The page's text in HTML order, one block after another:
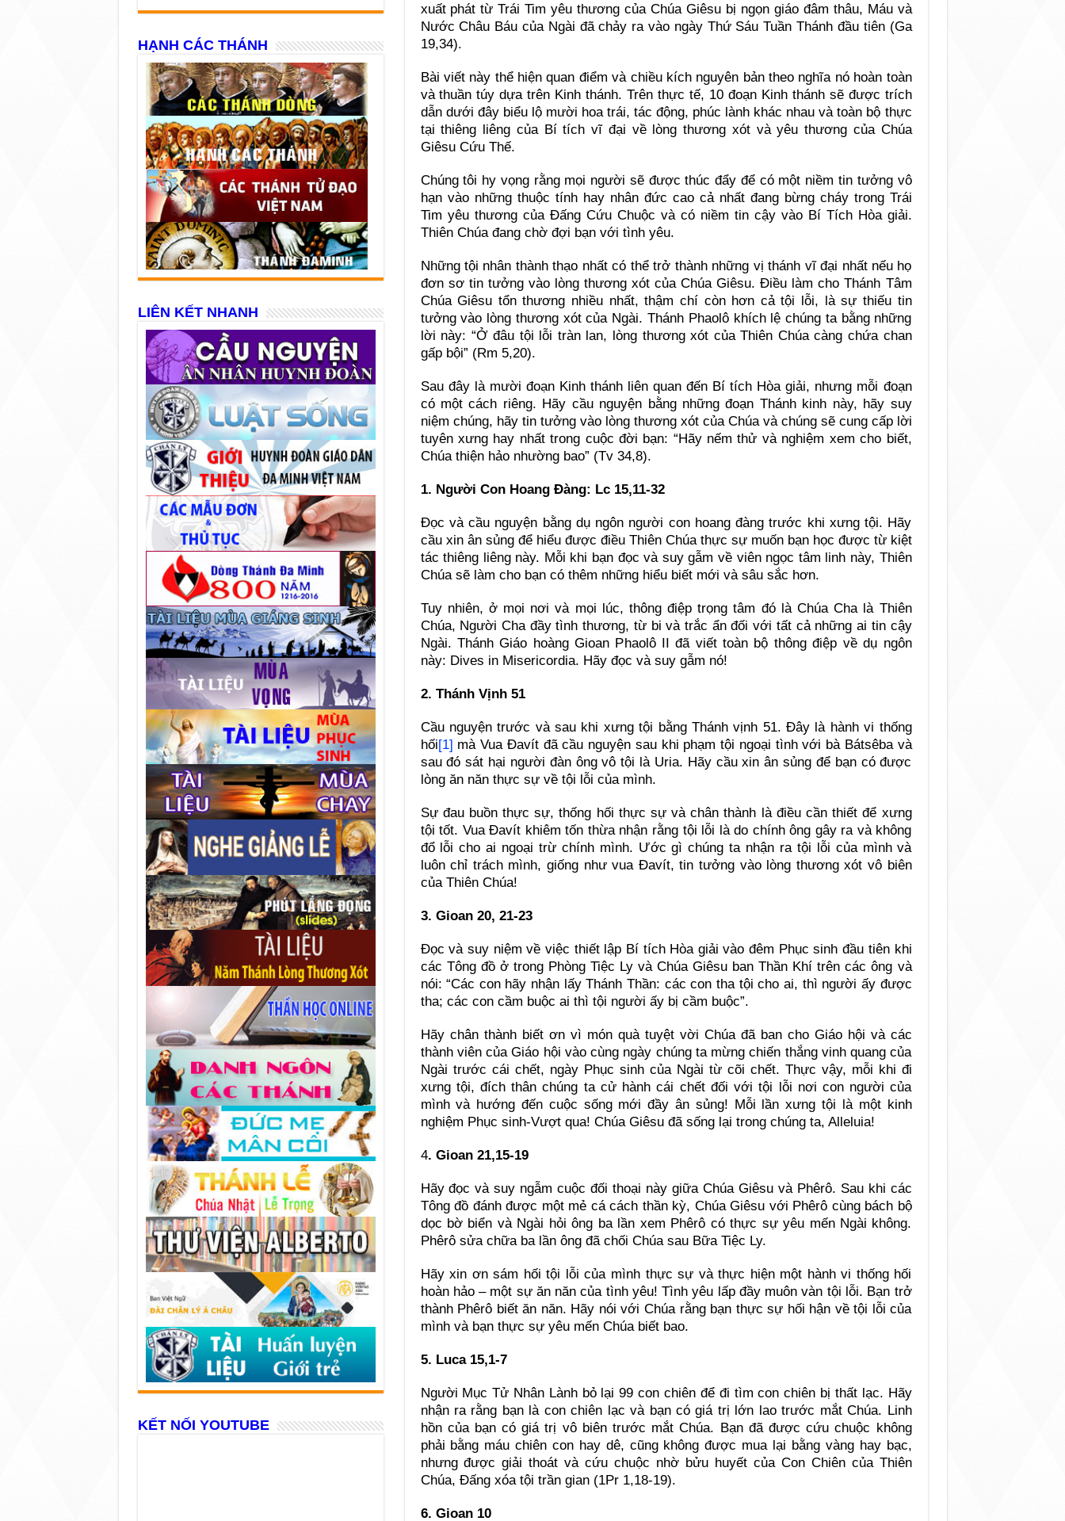
xuất phát từ Trái Tim yêu thương của Chúa Giêsu bị ngọn giáo đâm thâu, Máu và
Nước Châu Báu của Ngài đã chảy ra vào ngày Thứ Sáu Tuần Thánh đầu tiên (Ga
19,34).
Bài viết này thể hiện quan điểm và chiều kích nguyên bản theo nghĩa nó hoàn toàn
và thuần túy dựa trên Kinh thánh. Trên thực tế, 10 đoạn Kinh thánh sẽ được trích
dẫn dưới đây biểu lộ mười hoa trái, tác động, phúc lành khác nhau và toàn bộ thực
tại thiêng liêng của Bí tích vĩ đại về lòng thương xót và yêu thương của Chúa
Giêsu Cứu Thế.
Chúng tôi hy vọng rằng mọi người sẽ được thúc đẩy để có một niềm tin tưởng vô
hạn vào những thuộc tính hay nhân đức cao cả nhất đang bừng cháy trong Trái
Tim yêu thương của Đấng Cứu Chuộc và có niềm tin cậy vào Bí Tích Hòa giải.
Thiên Chúa đang chờ đợi bạn với tình yêu.
Những tội nhân thành thạo nhất có thể trở thành những vị thánh vĩ đại nhất nếu họ
đơn sơ tin tưởng vào lòng thương xót của Chúa Giêsu. Điều làm cho Thánh Tâm
Chúa Giêsu tổn thương nhiều nhất, thậm chí còn hơn cả tội lỗi, là sự thiếu tin
tưởng vào lòng thương xót của Ngài. Thánh Phaolô khích lệ chúng ta bằng những
lời này: “Ở đâu tội lỗi tràn lan, lòng thương xót của Thiên Chúa càng chứa chan
gấp bội” (Rm 5,20).
Sau đây là mười đoạn Kinh thánh liên quan đến Bí tích Hòa giải, nhưng mỗi đoạn
có một cách riêng. Hãy cầu nguyện bằng những đoạn Thánh kinh này, hãy suy
niệm chúng, hãy tin tưởng vào lòng thương xót của Chúa và chúng sẽ cung cấp lời
tuyên xưng hay nhất trong cuộc đời bạn: “Hãy nếm thử và nghiệm xem cho biết,
Chúa thiện hảo nhường bao” (Tv 34,8).
1. Người Con Hoang Đàng: Lc 15,11-32
Đọc và cầu nguyện bằng dụ ngôn người con hoang đàng trước khi xưng tội. Hãy
cầu xin ân sủng để hiểu được điều Thiên Chúa thực sự muốn bạn học được từ kiệt
tác thiêng liêng này. Mỗi khi bạn đọc và suy gẫm về viên ngọc tâm linh này, Thiên
Chúa sẽ làm cho bạn có thêm những hiểu biết mới và sâu sắc hơn.
Tuy nhiên, ở mọi nơi và mọi lúc, thông điệp trọng tâm đó là Chúa Cha là Thiên
Chúa, Người Cha đầy tình thương, từ bi và trắc ẩn đối với tất cả những ai tin cậy
Ngài. Thánh Giáo hoàng Gioan Phaolô II đã viết toàn bộ thông điệp về dụ ngôn
này: Dives in Misericordia. Hãy đọc và suy gẫm nó!
2. Thánh Vịnh 51
Cầu nguyện trước và sau khi xưng tội bằng Thánh vịnh 51. Đây là hành vi thống
hối[1] mà Vua Đavít đã cầu nguyện sau khi phạm tội ngoại tình với bà Bátsêba và
sau đó sát hại người đàn ông vô tội là Uria. Hãy cầu xin ân sủng để bạn có được
lòng ăn năn thực sự về tội lỗi của mình.
Sự đau buồn thực sự, thống hối thực sự và chân thành là điều cần thiết để xưng
tội tốt. Vua Đavít khiêm tốn thừa nhận rằng tội lỗi là do chính ông gây ra và không
đổ lỗi cho ai ngoại trừ chính mình. Ước gì chúng ta nhận ra tội lỗi của mình và
luôn chỉ trách mình, giống như vua Đavít, tin tưởng vào lòng thương xót vô biên
của Thiên Chúa!
3. Gioan 20, 21-23
Đọc và suy niệm về việc thiết lập Bí tích Hòa giải vào đêm Phục sinh đầu tiên khi
các Tông đồ ở trong Phòng Tiệc Ly và Chúa Giêsu ban Thần Khí trên các ông và
nói: “Các con hãy nhận lấy Thánh Thần: các con tha tội cho ai, thì người ấy được
tha; các con cầm buộc ai thì tội người ấy bị cầm buộc”.
Hãy chân thành biết ơn vì món quà tuyệt vời Chúa đã ban cho Giáo hội và các
thành viên của Giáo hội vào cùng ngày chúng ta mừng chiến thắng vinh quang của
Ngài trước cái chết, ngày Phục sinh của Ngài từ cõi chết. Thực vậy, mỗi khi đi
xưng tội, đích thân chúng ta cử hành cái chết đối với tội lỗi nơi con người của
mình và hướng đến cuộc sống mới đầy ân sủng! Mỗi lần xưng tội là một kinh
nghiệm Phục sinh-Vượt qua! Chúa Giêsu đã sống lại trong chúng ta, Alleluia!
4. Gioan 21,15-19
Hãy đọc và suy ngẫm cuộc đối thoại này giữa Chúa Giêsu và Phêrô. Sau khi các
Tông đồ đánh được một mẻ cá cách thần kỳ, Chúa Giêsu với Phêrô cùng bách bộ
dọc bờ biển và Ngài hỏi ông ba lần xem Phêrô có thực sự yêu mến Ngài không.
Phêrô sửa chữa ba lần ông đã chối Chúa sau Bữa Tiệc Ly.
Hãy xin ơn sám hối tội lỗi của mình thực sự và thực hiện một hành vi thống hối
hoàn hảo – một sự ăn năn của tình yêu! Tình yêu lấp đầy muôn vàn tội lỗi. Bạn trở
thành Phêrô biết ăn năn. Hãy nói với Chúa rằng bạn thực sự hối hận về tội lỗi của
mình và bạn thực sự yêu mến Chúa biết bao.
5. Luca 15,1-7
Người Mục Tử Nhân Lành bỏ lại 99 con chiên để đi tìm con chiên bị thất lạc. Hãy
nhận ra rằng bạn là con chiên lạc và bạn có giá trị lớn lao trước mắt Chúa. Linh
hồn của bạn có giá trị vô biên trước mắt Chúa. Bạn đã được cứu chuộc không
phải bằng máu chiên con hay dê, cũng không được mua lại bằng vàng hay bạc,
nhưng được giải thoát và cứu chuộc nhờ bửu huyết của Con Chiên của Thiên
Chúa, Đấng xóa tội trần gian (1Pr 1,18-19).
6. Gioan 10
HẠNH CÁC THÁNH
LIÊN KẾT NHANH
KẾT NỐI YOUTUBE